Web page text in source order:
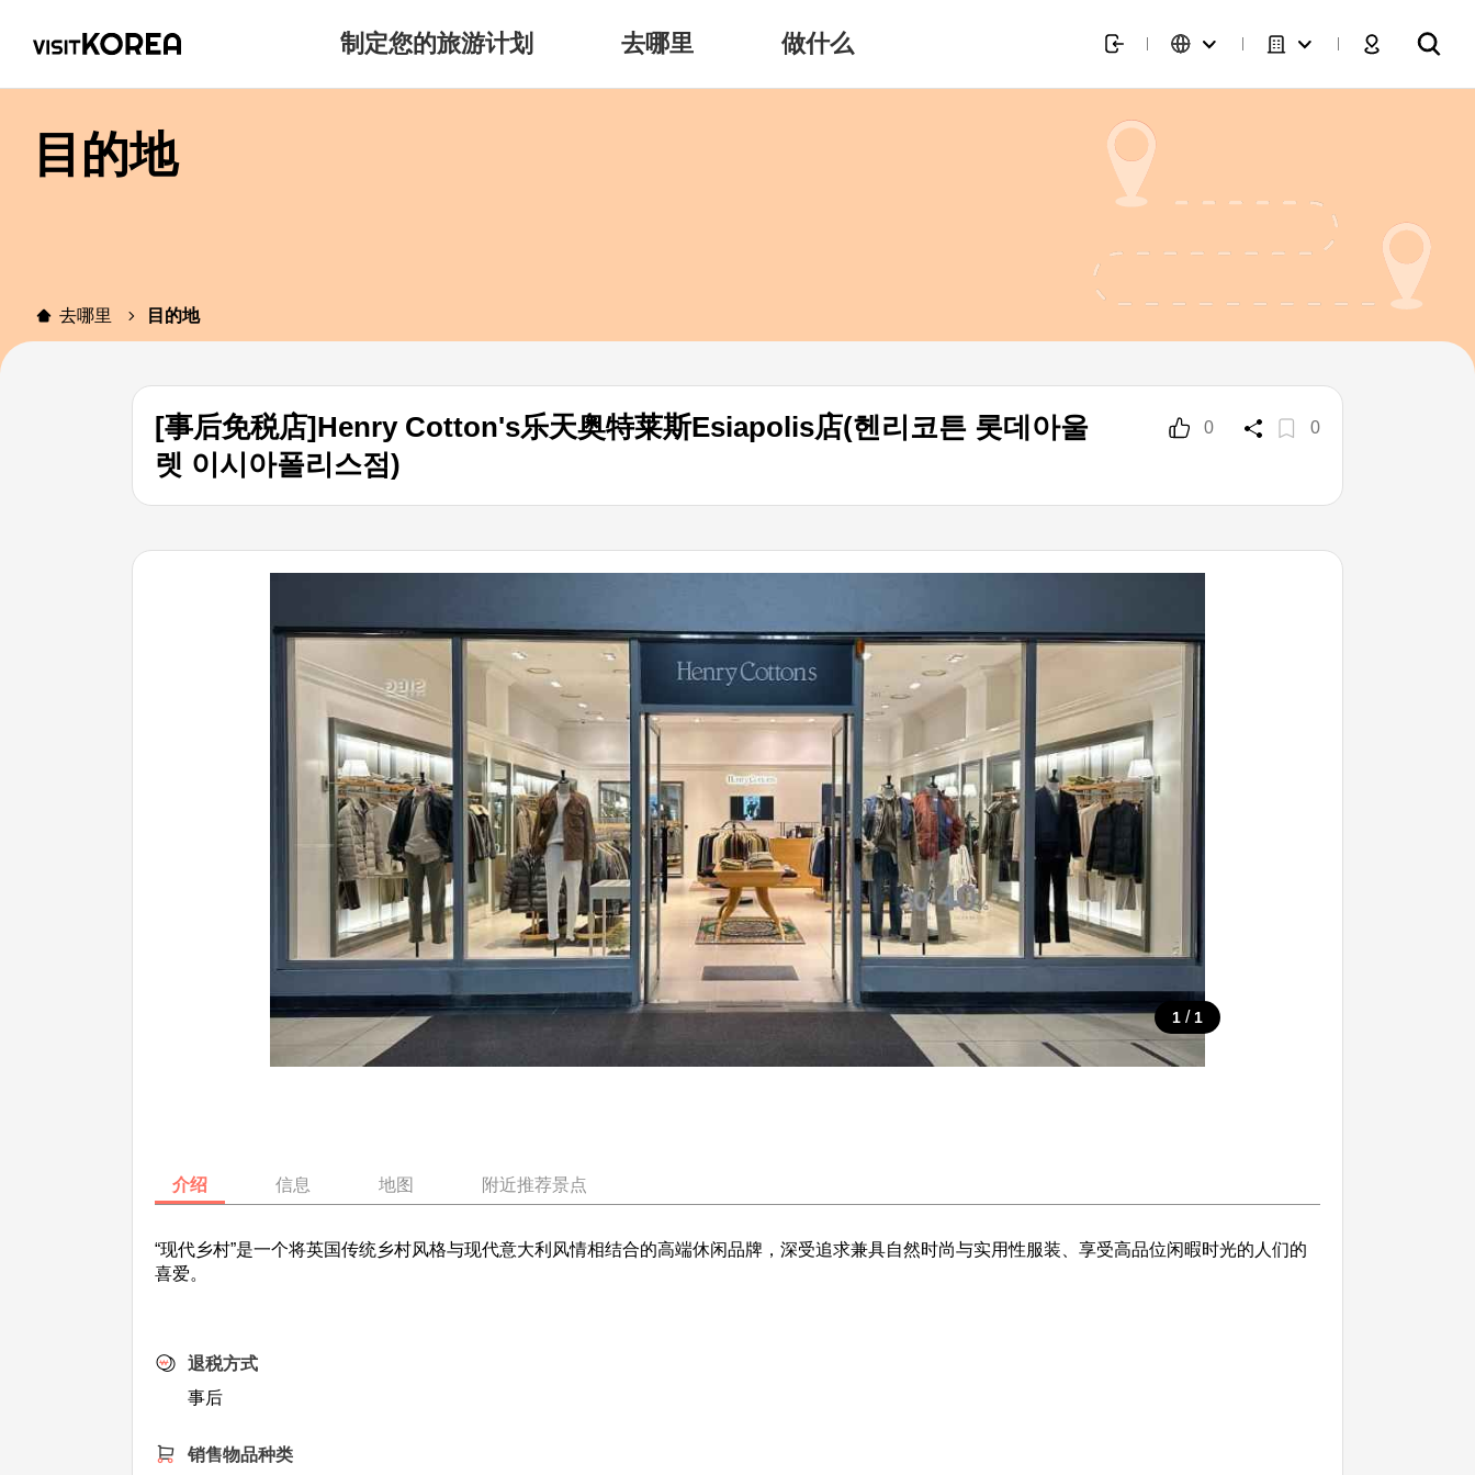
制定您的旅游计划 去哪里 做什么
目的地
去哪里 目的地
[事后免税店]Henry Cotton's乐天奥特莱斯Esiapolis店(헨리코튼 롯데아울
렛 이시아폴리스점)
0 0
1 / 1
介绍 信息 地图 附近推荐景点
“现代乡村”是一个将英国传统乡村风格与现代意大利风情相结合的高端休闲品牌，深受追求兼具自然时尚与实用性服装、享受高品位闲暇时光的人们的
喜爱。
退税方式
事后
销售物品种类